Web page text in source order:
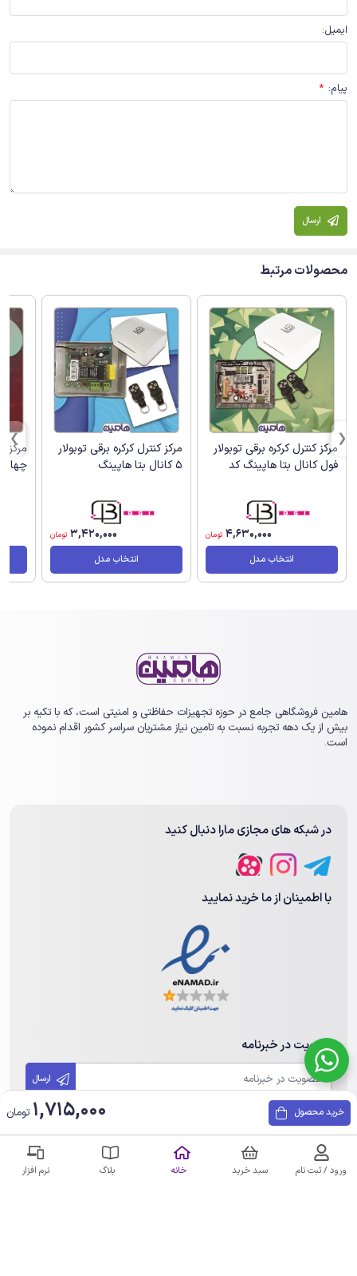
ایمیل:
پیام:
*
ارسال
محصولات مرتبط
مرکز کنترل کرکره برقی توبولار
فول کانال بتا هاپینگ کد
4,630,000 تومان
انتخاب مدل
مرکز کنترل کرکره برقی توبولار
5 کانال بتا هاپینگ
3,420,000 تومان
انتخاب مدل
مرکز
چهار
هامین فروشگاهی جامع در حوزه تجهیزات حفاظتی و امنیتی است، که با تکیه بر
بیش از یک ‏دهه تجربه نسبت به تامین نیاز مشتریان سراسر کشور اقدام نموده
است.
در شبکه های مجازی مارا دنبال کنید
با اطمینان از ما خرید نمایید
عضویت در خبرنامه
تمامی حقوق مادی و معنوی این سایت متعلق به مهندسی هوشمند هامین
می باشد. هرگونه کپی برداری پیگرد قانونی دارد.
خرید محصول 1,715,000 تومان
ورود / ثبت نام سبد خرید خانه بلاگ نرم افزار